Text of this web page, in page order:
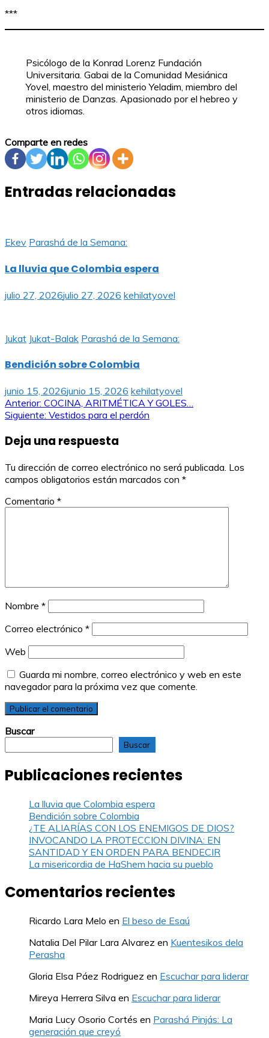
***
Psicólogo de la Konrad Lorenz Fundación
Universitaria. Gabai de la Comunidad Mesiánica
Yovel, maestro del ministerio Yeladim, miembro del
ministerio de Danzas. Apasionado por el hebreo y
otros idiomas.
Comparte en redes
Entradas relacionadas
Ekev Parashá de la Semana:
La lluvia que Colombia espera
julio 27, 2026julio 27, 2026 kehilatyovel
Jukat Jukat-Balak Parashá de la Semana:
Bendición sobre Colombia
junio 15, 2026junio 15, 2026 kehilatyovel
Navegación
entradas
Anterior: COCINA, ARITMÉTICA Y GOLES…
Siguiente: Vestidos para el perdón
Deja una respuesta
Tu dirección de correo electrónico no será publicada. Los
campos obligatorios están marcados con *
Comentario *
Nombre *
Correo electrónico *
Web
Guarda mi nombre, correo electrónico y web en este
navegador para la próxima vez que comente.
Buscar
Buscar
Publicaciones recientes
La lluvia que Colombia espera
Bendición sobre Colombia
¿TE ALIARÍAS CON LOS ENEMIGOS DE DIOS?
INVOCANDO LA PROTECCION DIVINA: EN
SANTIDAD Y EN ORDEN PARA BENDECIR
La misericordia de HaShem hacia su pueblo
Comentarios recientes
Ricardo Lara Melo en El beso de Esaú
Natalia Del Pilar Lara Alvarez en Kuentesikos dela
Perasha
Gloria Elsa Páez Rodriguez en Escuchar para liderar
Mireya Herrera Silva en Escuchar para liderar
Maria Lucy Osorio Cortés en Parashá Pinjás: La
generación que creyó